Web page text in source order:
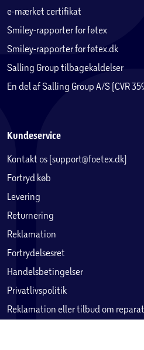
@brick41racer
e-mærket certifikat
Smiley-rapporter for føtex
Smiley-rapporter for føtex.dk
Salling Group tilbagekaldelser
En del af Salling Group A/S (CVR
Kundeservice
Kontakt os (support@foetex.dk)
Fortryd køb
Levering
Returnering
Reklamation
Fortrydelsesret
Handelsbetingelser
Privatlivspolitik
Reklamation eller tilbud om